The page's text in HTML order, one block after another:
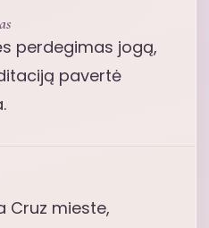
perdegimas jogą,
pavertė
Cruz mieste,